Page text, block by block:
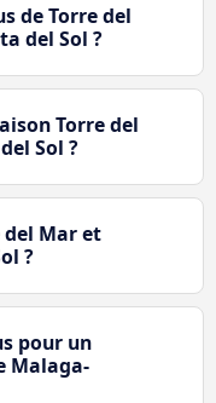
de Torre del
del Sol ?
Torre del
Sol ?
del Mar et
?
pour un
Malaga-